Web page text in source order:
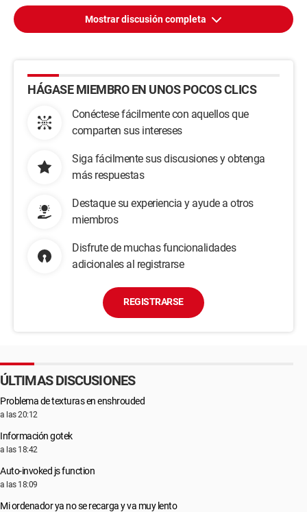
Mostrar discusión completa
HÁGASE MIEMBRO EN UNOS POCOS CLICS
Conéctese fácilmente con aquellos que
comparten sus intereses
Siga fácilmente sus discusiones y obtenga
más respuestas
Destaque su experiencia y ayude a otros
miembros
Disfrute de muchas funcionalidades
adicionales al registrarse
REGISTRARSE
ÚLTIMAS DISCUSIONES
Problema de texturas en enshrouded
a las 20:12
Información gotek
a las 18:42
Auto-invoked js function
a las 18:09
Mi ordenador ya no se recarga y va muy lento